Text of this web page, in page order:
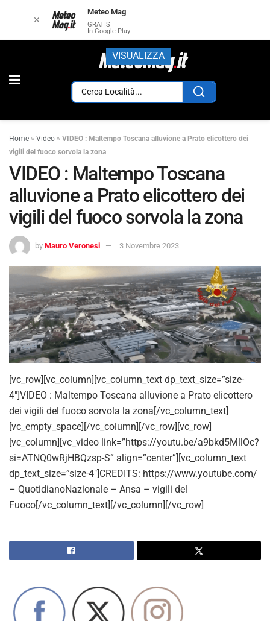
Home » Video » VIDEO : Maltempo Toscana alluvione a Prato elicottero dei
vigili del fuoco sorvola la zona
VIDEO : Maltempo Toscana
alluvione a Prato elicottero dei
vigili del fuoco sorvola la zona
by Mauro Veronesi 3 Novembre 2023
[vc_row][vc_column][vc_column_text dp_text_size=”size-
4″]VIDEO : Maltempo Toscana alluvione a Prato elicottero
dei vigili del fuoco sorvola la zona[/vc_column_text]
[vc_empty_space][/vc_column][/vc_row][vc_row]
[vc_column][vc_video link=”https://youtu.be/a9bkd5MllOc?
si=ATNQ0wRjHBQzsp-S” align=”center”][vc_column_text
dp_text_size=”size-4″]CREDITS: https://www.youtube.com/
– QuotidianoNazionale – Ansa – vigili del
Fuoco[/vc_column_text][/vc_column][/vc_row]
✕
Meteo Mag
GRATIS
In Google Play
VISUALIZZA